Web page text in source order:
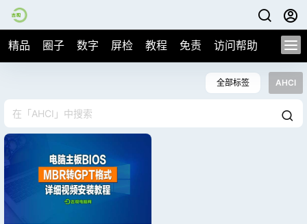
精品 圈子 数字 屏检 教程 免责 访问帮助
全部标签 AHCI